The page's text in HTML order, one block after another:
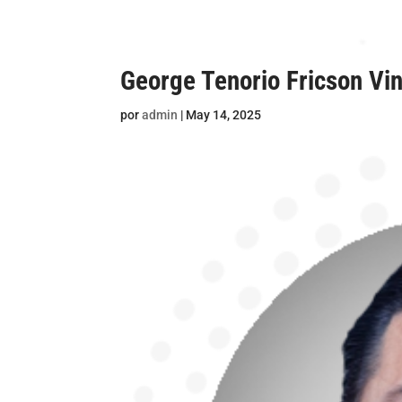
George Tenorio Fricson
poradmin | May 14, 2025